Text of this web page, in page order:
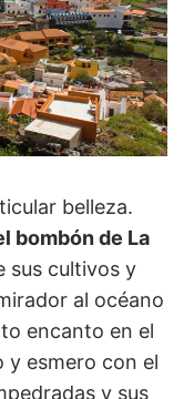
belleza.
bombón de La
sus cultivos y
al océano
encanto en el
y esmero con el
y sus